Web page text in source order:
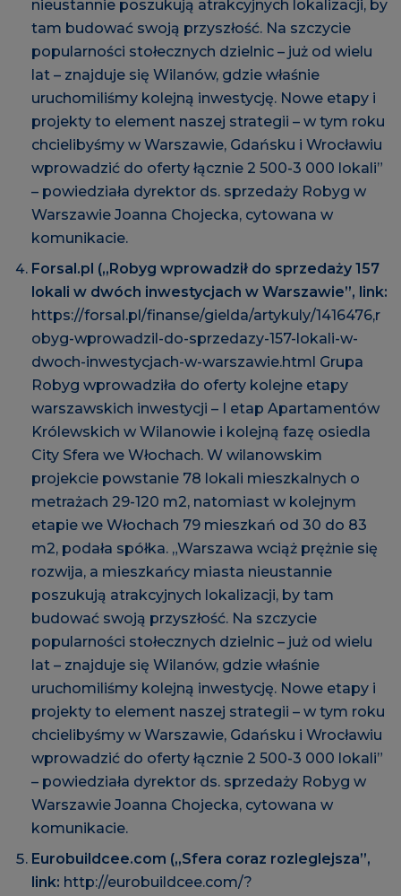
nieustannie poszukują atrakcyjnych lokalizacji, by
tam budować swoją przyszłość. Na szczycie
popularności stołecznych dzielnic – już od wielu
lat – znajduje się Wilanów, gdzie właśnie
uruchomiliśmy kolejną inwestycję. Nowe etapy i
projekty to element naszej strategii – w tym roku
chcielibyśmy w Warszawie, Gdańsku i Wrocławiu
wprowadzić do oferty łącznie 2 500-3 000 lokali”
– powiedziała dyrektor ds. sprzedaży Robyg w
Warszawie Joanna Chojecka, cytowana w
komunikacie.
Forsal.pl („Robyg wprowadził do sprzedaży 157
lokali w dwóch inwestycjach w Warszawie”, link:
https://forsal.pl/finanse/gielda/artykuly/1416476,r
obyg-wprowadzil-do-sprzedazy-157-lokali-w-
dwoch-inwestycjach-w-warszawie.html Grupa
Robyg wprowadziła do oferty kolejne etapy
warszawskich inwestycji – I etap Apartamentów
Królewskich w Wilanowie i kolejną fazę osiedla
City Sfera we Włochach. W wilanowskim
projekcie powstanie 78 lokali mieszkalnych o
metrażach 29-120 m2, natomiast w kolejnym
etapie we Włochach 79 mieszkań od 30 do 83
m2, podała spółka. „Warszawa wciąż prężnie się
rozwija, a mieszkańcy miasta nieustannie
poszukują atrakcyjnych lokalizacji, by tam
budować swoją przyszłość. Na szczycie
popularności stołecznych dzielnic – już od wielu
lat – znajduje się Wilanów, gdzie właśnie
uruchomiliśmy kolejną inwestycję. Nowe etapy i
projekty to element naszej strategii – w tym roku
chcielibyśmy w Warszawie, Gdańsku i Wrocławiu
wprowadzić do oferty łącznie 2 500-3 000 lokali”
– powiedziała dyrektor ds. sprzedaży Robyg w
Warszawie Joanna Chojecka, cytowana w
komunikacie.
Eurobuildcee.com („Sfera coraz rozleglejsza”,
link: http://eurobuildcee.com/?